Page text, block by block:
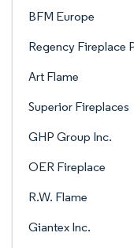
BFM Europe
Regency Fireplace
Art Flame
Superior Fireplaces
GHP Group Inc.
OER Fireplace
R.W. Flame
Giantex Inc.